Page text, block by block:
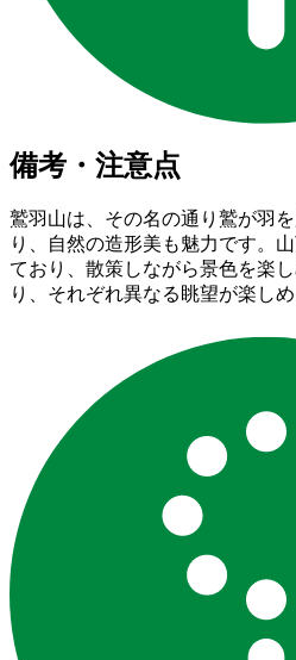
備考・注意点
鷲羽山は、その名の通り鷲が羽
り、自然の造形美も魅力です。
ており、散策しながら景色を楽
り、それぞれ異なる眺望が楽しめ